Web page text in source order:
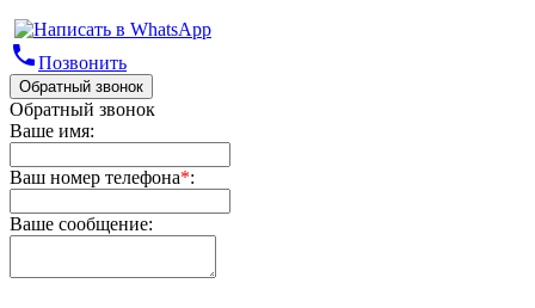
phoneПозвонить
Обратный звонок
Обратный звонок
Ваше имя:
Ваш номер телефона*:
Ваше сообщение: